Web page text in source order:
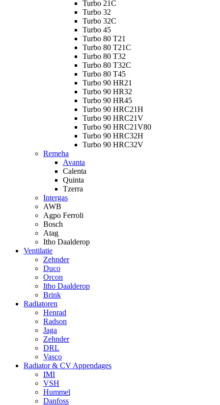
Turbo 21C
Turbo 32
Turbo 32C
Turbo 45
Turbo 80 T21
Turbo 80 T21C
Turbo 80 T32
Turbo 80 T32C
Turbo 80 T45
Turbo 90 HR21
Turbo 90 HR32
Turbo 90 HR45
Turbo 90 HRC21H
Turbo 90 HRC21V
Turbo 90 HRC21V80
Turbo 90 HRC32H
Turbo 90 HRC32V
Remeha
Avanta
Calenta
Quinta
Tzerra
Intergas
AWB
Agpo Ferroli
Bosch
Atag
Itho Daalderop
Ventilatie
Zehnder
Duco
Orcon
Itho Daalderop
Brink
Radiatoren
Henrad
Radson
Jaga
Zehnder
DRL
Vasco
Radiator & CV Appendages
IMI
VSH
Hummel
Danfoss